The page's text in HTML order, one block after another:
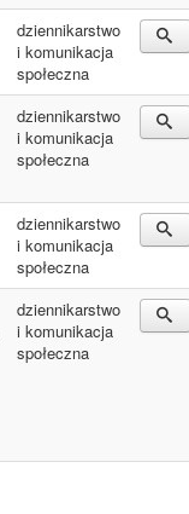
dziennikarstwo
i komunikacja
społeczna
dziennikarstwo
i komunikacja
społeczna
dziennikarstwo
i komunikacja
społeczna
dziennikarstwo
i komunikacja
społeczna